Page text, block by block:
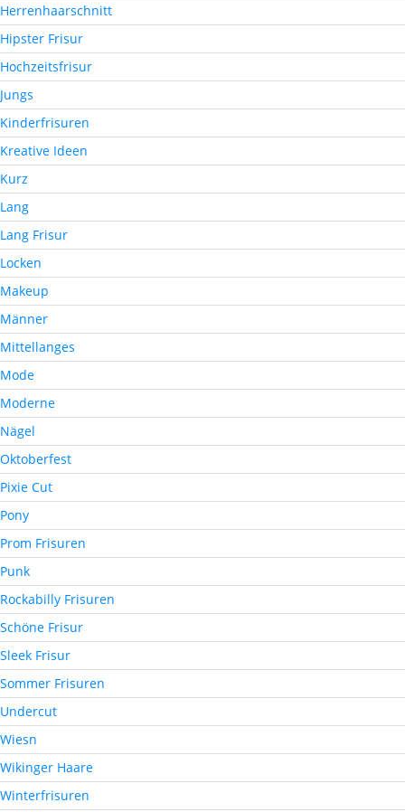
Herrenhaarschnitt
Hipster Frisur
Hochzeitsfrisur
Jungs
Kinderfrisuren
Kreative Ideen
Kurz
Lang
Lang Frisur
Locken
Makeup
Männer
Mittellanges
Mode
Moderne
Nägel
Oktoberfest
Pixie Cut
Pony
Prom Frisuren
Punk
Rockabilly Frisuren
Schöne Frisur
Sleek Frisur
Sommer Frisuren
Undercut
Wiesn
Wikinger Haare
Winterfrisuren